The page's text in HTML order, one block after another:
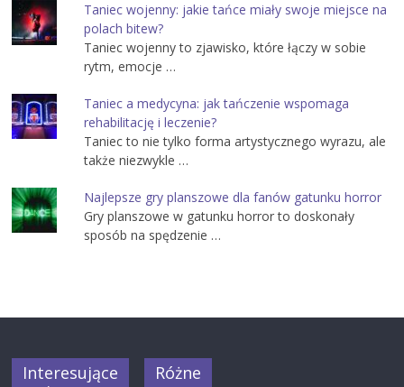
Taniec wojenny: jakie tańce miały swoje miejsce na
polach bitew?
Taniec wojenny to zjawisko, które łączy w sobie
rytm, emocje …
Taniec a medycyna: jak tańczenie wspomaga
rehabilitację i leczenie?
Taniec to nie tylko forma artystycznego wyrazu, ale
także niezwykle …
Najlepsze gry planszowe dla fanów gatunku horror
Gry planszowe w gatunku horror to doskonały
sposób na spędzenie …
Interesujące
Różne